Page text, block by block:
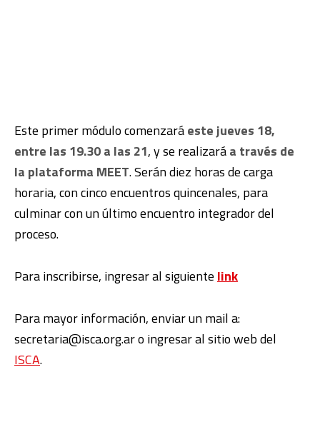
Este primer módulo comenzaráeste jueves 18,
entre las 19.30 a las 21, y se realizaráa través de
la plataforma MEET. Serán diez horas de carga
horaria, con cinco encuentros quincenales, para
culminar con un último encuentro integrador del
proceso.
Para inscribirse, ingresar al siguiente link
Para mayor información, enviar un mail a:
secretaria@isca.org.ar o ingresar al sitio web del
ISCA.